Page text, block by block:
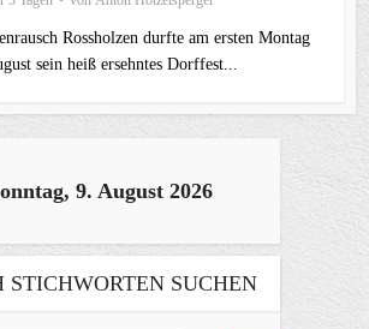
Rossholzen durfte am ersten Montag
sein heiß ersehntes Dorffest...
9. August 2026
STICHWORTEN SUCHEN